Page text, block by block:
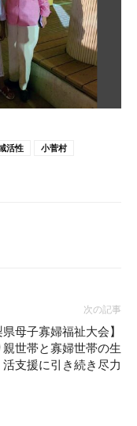
活性
小菅村
次の記事
県母子寡婦福祉大会】
親世帯と寡婦世帯の生
活支援に引き続き尽力